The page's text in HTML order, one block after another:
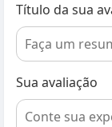
Título da sua
Sua avaliação